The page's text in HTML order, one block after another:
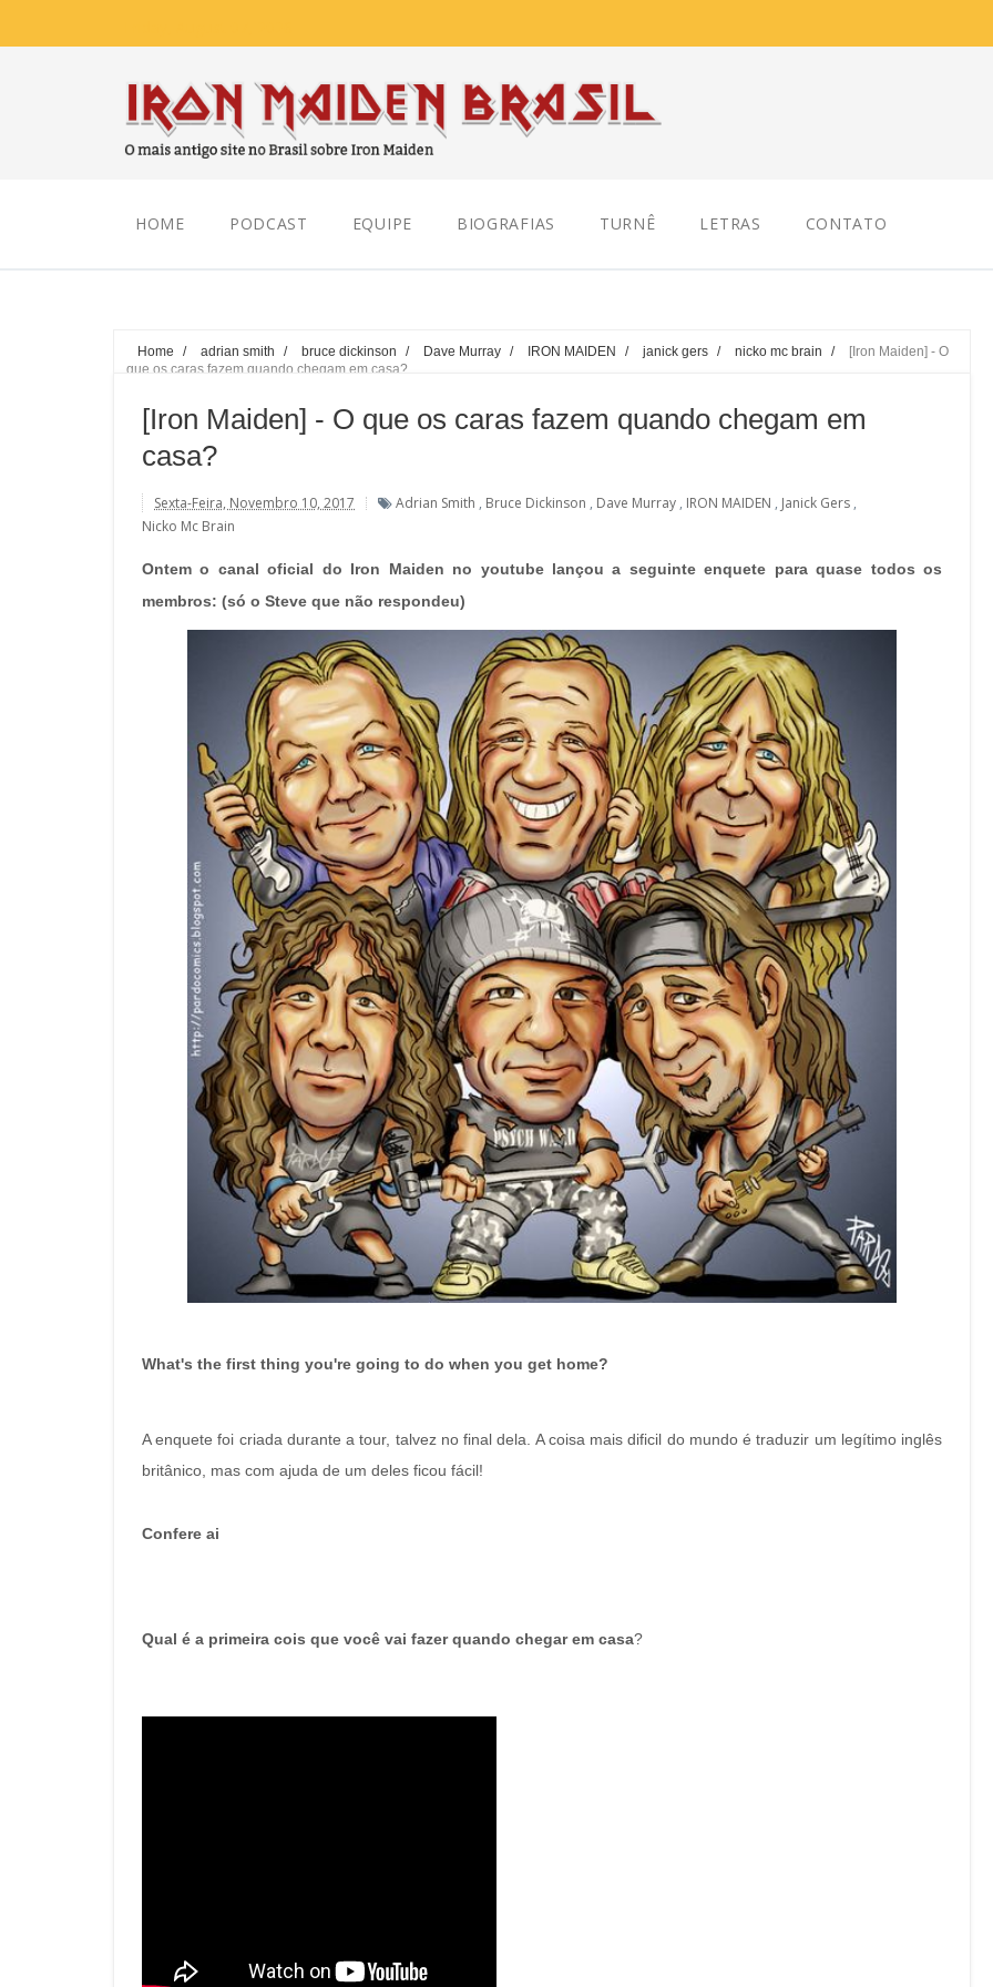
HOME PODCAST EQUIPE BIOGRAFIAS TURNÊ LETRAS CONTATO
Home / adrian smith / bruce dickinson / Dave Murray / IRON MAIDEN / janick gers / nicko mc brain /
[Iron Maiden] - O
que os caras fazem quando chegam em casa?
[Iron Maiden] - O que os caras fazem quando chegam em
casa?
Sexta-Feira, Novembro 10, 2017 Adrian Smith , Bruce Dickinson , Dave Murray , IRON MAIDEN , Janick Gers ,
Nicko Mc Brain
Ontem o canal oficial do Iron Maiden no youtube lançou a seguinte enquete para quase todos os
membros: (só o Steve que não respondeu)
What's the first thing you're going to do when you get home?
A enquete foi criada durante a tour, talvez no final dela. A coisa mais dificil do mundo é traduzir um legítimo inglês
britânico, mas com ajuda de um deles ficou fácil!
Confere ai
Qual é a primeira cois que você vai fazer quando chegar em casa?